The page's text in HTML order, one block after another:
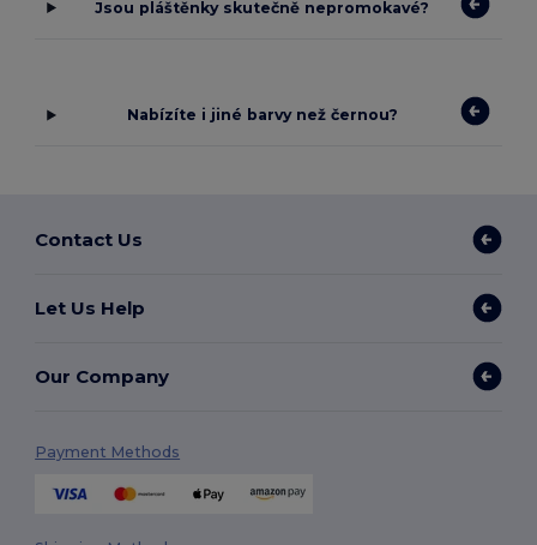
Jsou pláštěnky skutečně nepromokavé?
Nabízíte i jiné barvy než černou?
Contact Us
Let Us Help
Our Company
Payment Methods